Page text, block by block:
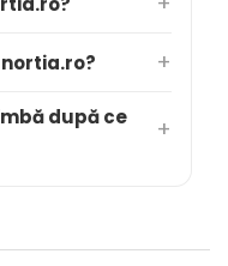
după ce